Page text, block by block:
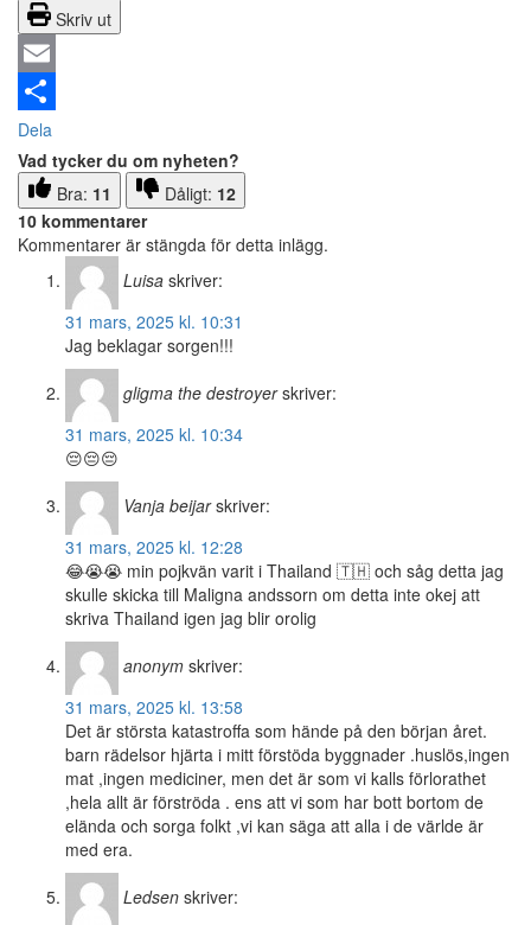
Skriv ut
Email
Dela
Vad tycker du om nyheten?
Bra: 11 Dåligt: 12
10 kommentarer
Kommentarer är stängda för detta inlägg.
Luisa skriver:
31 mars, 2025 kl. 10:31
Jag beklagar sorgen!!!
gligma the destroyer skriver:
31 mars, 2025 kl. 10:34
😔😔😔
Vanja beijar skriver:
31 mars, 2025 kl. 12:28
😂😭😭 min pojkvän varit i Thailand 🇹🇭 och såg detta jag
skulle skicka till Maligna andssorn om detta inte okej att
skriva Thailand igen jag blir orolig
anonym skriver:
31 mars, 2025 kl. 13:58
Det är största katastroffa som hände på den början året.
barn rädelsor hjärta i mitt förstöda byggnader .huslös,ingen
mat ,ingen mediciner, men det är som vi kalls förlorathet
,hela allt är förströda . ens att vi som har bott bortom de
elända och sorga folkt ,vi kan säga att alla i de världe är
med era.
Ledsen skriver: